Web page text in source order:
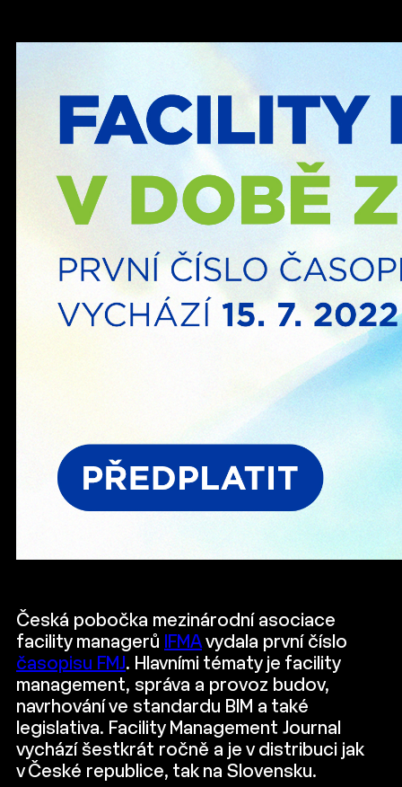
Česká pobočka mezinárodní asociace
facility managerů
IFMAvydala první číslo
časopisu FMJ. Hlavními tématy je facility
management, správa a provoz budov,
navrhování ve standardu BIM a také
legislativa. Facility Management Journal
vychází šestkrát ročně a je v distribuci jak
v České republice, tak na Slovensku.